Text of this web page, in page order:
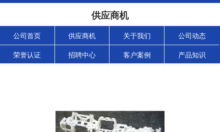
供应商机
公司首页 供应商机 关于我们 公司动态
荣誉认证 招聘中心 客户案例 产品知识